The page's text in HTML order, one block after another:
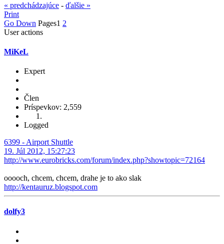
« predchádzajúce - ďalšie »
Print
Go Down Pages1 2
User actions
MiKeL
Expert
Člen
Príspevkov: 2,559
Logged
6399 - Airport Shuttle
19. Júl 2012, 15:27:23
http://www.eurobricks.com/forum/index.php?showtopic=72164
ooooch, chcem, chcem, drahe je to ako slak
http://kentauruz.blogspot.com
dolfy3